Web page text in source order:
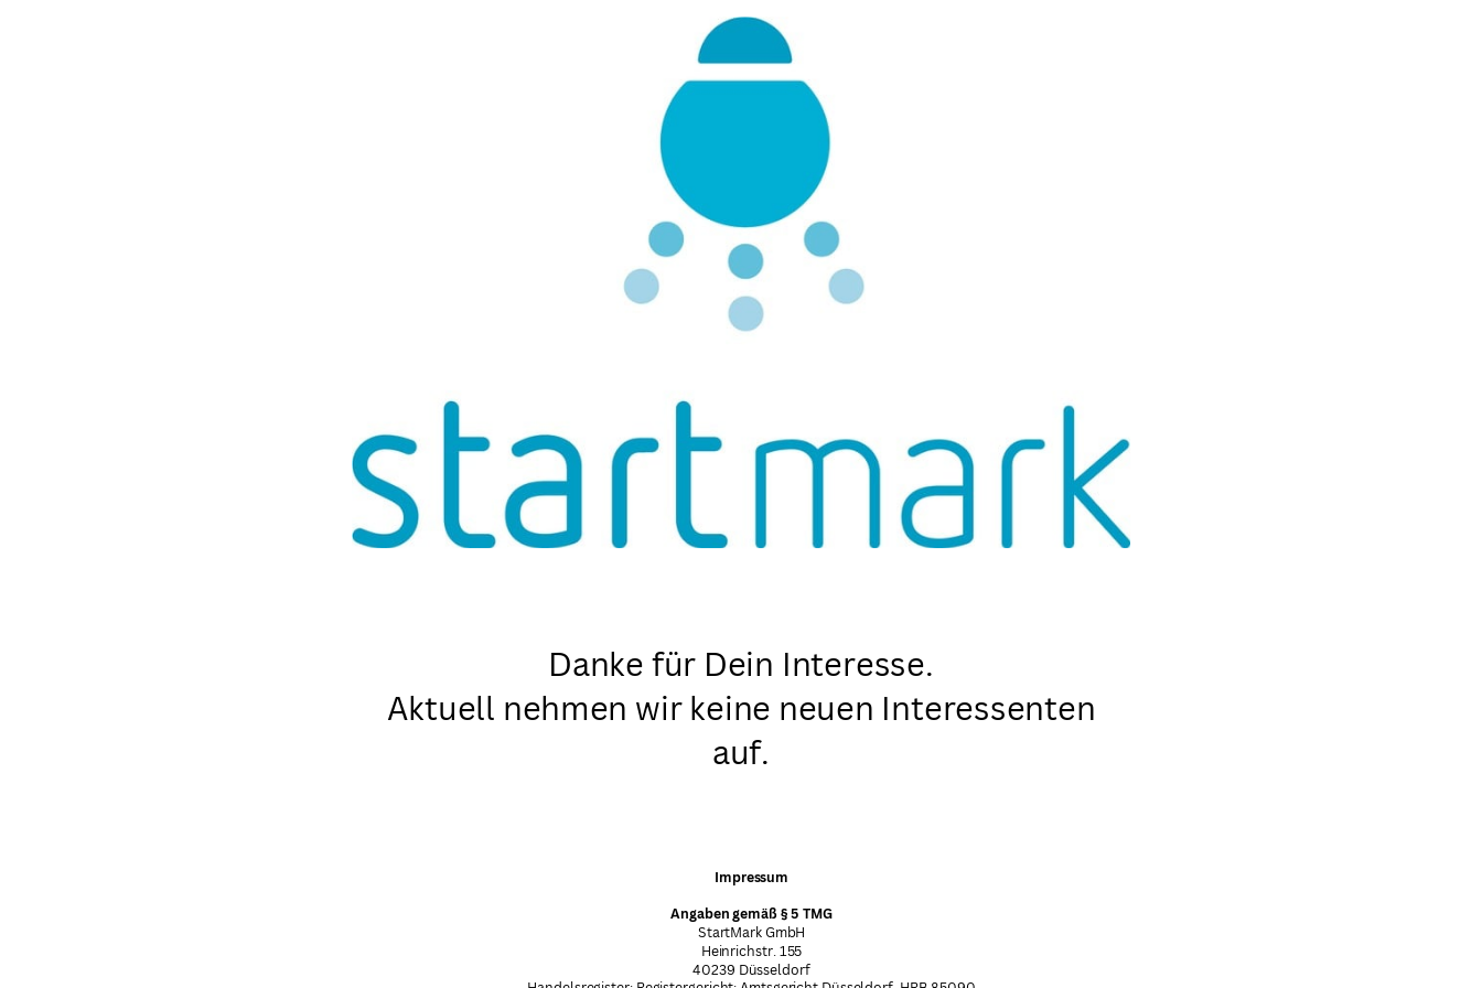
Danke für Dein Interesse.
Aktuell nehmen wir keine neuen Interessenten
auf.
Impressum
Angaben gemäß § 5 TMG
StartMark GmbH
Heinrichstr. 155
40239 Düsseldorf